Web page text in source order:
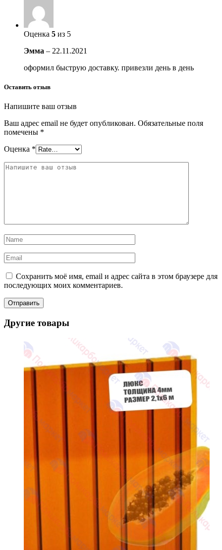
Оценка 5 из 5
Эмма – 22.11.2021
оформил быструю доставку. привезли день в день
Оставить отзыв
Напишите ваш отзыв
Ваш адрес email не будет опубликован. Обязательные поля
помечены *
Оценка *
Сохранить моё имя, email и адрес сайта в этом браузере для
последующих моих комментариев.
Другие товары